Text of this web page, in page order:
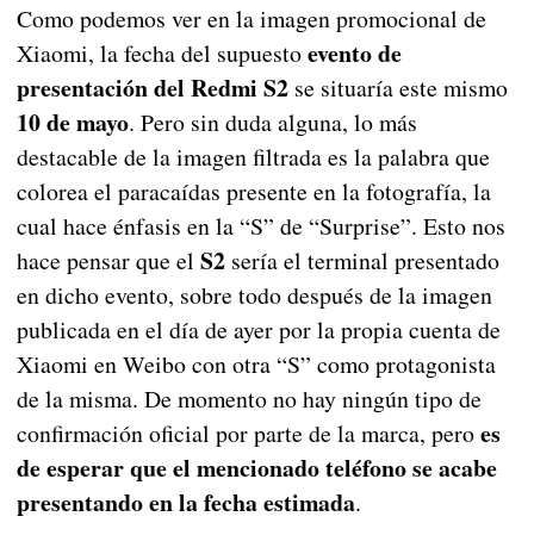
Como podemos ver en la imagen promocional de
Xiaomi, la fecha del supuestoevento de
presentación del Redmi S2se situaría este mismo
10 de mayo. Pero sin duda alguna, lo más
destacable de la imagen filtrada es la palabra que
colorea el paracaídas presente en la fotografía, la
cual hace énfasis en la “S” de “Surprise”. Esto nos
hace pensar que el S2sería el terminal presentado
en dicho evento, sobre todo después de la imagen
publicada en el día de ayer por la propia cuenta de
Xiaomi en Weibo con otra “S” como protagonista
de la misma. De momento no hay ningún tipo de
confirmación oficial por parte de la marca, peroes
de esperar que el mencionado teléfono se acabe
presentando en la fecha estimada.